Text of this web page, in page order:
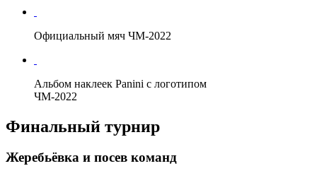
Официальный мяч ЧМ-2022
Альбом наклеек Panini с логотипом
ЧМ-2022
Финальный турнир
Жеребьёвка и посев команд